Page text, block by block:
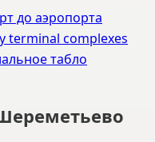
до аэропорта
terminal complexes
табло